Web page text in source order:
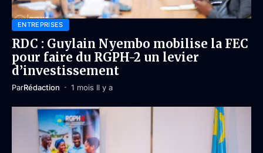
ENTREPRISES
RDC : Guylain Nyembo mobilise la FEC
pour faire du RGPH-2 un levier
d’investissement
ParRédaction 1 mois Il y a